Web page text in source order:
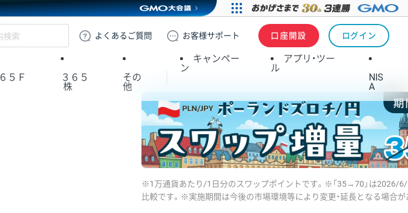
GMOクリック証券
よくある ご質問 お客様サポート 口座開設 ログイン
５Ｆ
３６５
株
その
他
キャンペー
ン
アプリ・ツー
ル
NIS
A
※1万通貨あたり/1日分のスワップポイントです。※「35→70」は2026/6/
比較です。※実施期間は今後の市場環境等により変更・延長となる場合が